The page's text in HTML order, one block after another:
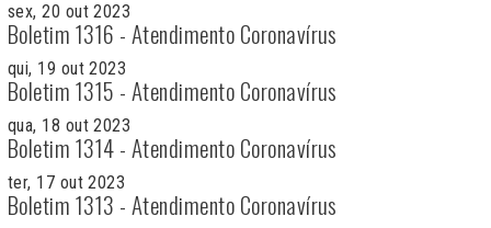
sex, 20 out 2023
Boletim 1316 - Atendimento Coronavírus
qui, 19 out 2023
Boletim 1315 - Atendimento Coronavírus
qua, 18 out 2023
Boletim 1314 - Atendimento Coronavírus
ter, 17 out 2023
Boletim 1313 - Atendimento Coronavírus